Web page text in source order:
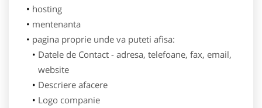
hosting
mentenanta
pagina proprie unde va puteti afisa:
Datele de Contact - adresa, telefoane, fax, email,
website
Descriere afacere
Logo companie